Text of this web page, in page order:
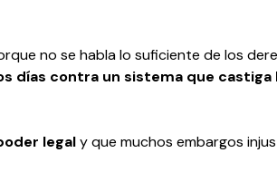
no se habla lo suficiente de los
días contra un sistema que
legaly que muchos embargos